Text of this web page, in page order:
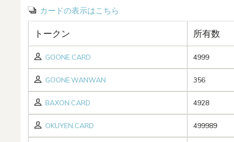
カードの表示はこちら
トークン 所有数
GOONE.CARD 4999
GOONE.WANWAN 356
BAXON.CARD 4928
OKUYEN.CARD 499989